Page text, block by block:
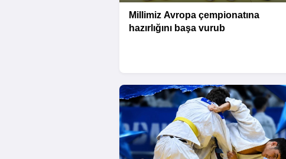
Millimiz Avropa çempionatına
hazırlığını başa vurub